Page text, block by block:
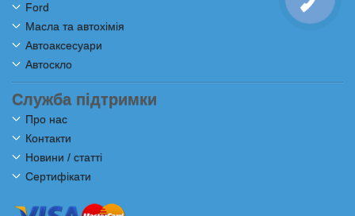
Ford
Масла та автохімія
Автоаксесуари
Автоскло
Служба підтримки
Про нас
Контакти
Новини / статті
Сертифікати